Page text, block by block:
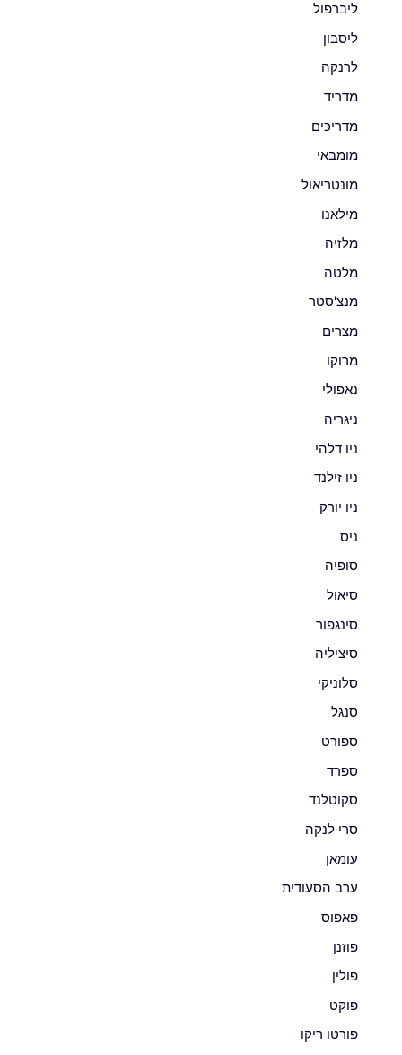
ליברפול
ליסבון
לרנקה
מדריד
מדריכים
מומבאי
מונטריאול
מילאנו
מלזיה
מלטה
מנצ'סטר
מצרים
מרוקו
נאפולי
ניגריה
ניו דלהי
ניו זילנד
ניו יורק
ניס
סופיה
סיאול
סינגפור
סיציליה
סלוניקי
סנגל
ספורט
ספרד
סקוטלנד
סרי לנקה
עומאן
ערב הסעודית
פאפוס
פוזנן
פולין
פוקט
פורטו ריקו